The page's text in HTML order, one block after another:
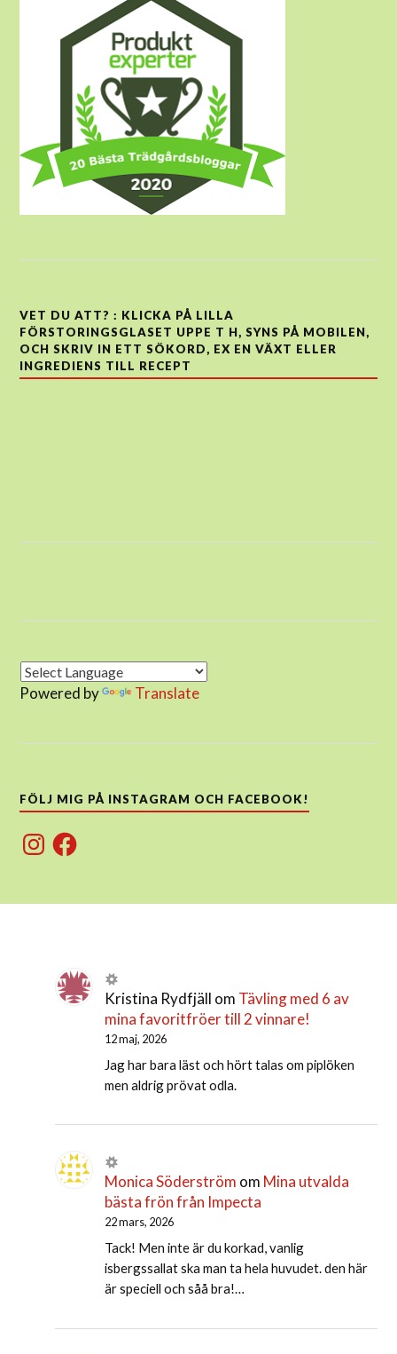
VET DU ATT? : KLICKA PÅ LILLA
FÖRSTORINGSGLASET UPPE T H, SYNS PÅ MOBILEN,
OCH SKRIV IN ETT SÖKORD, EX EN VÄXT ELLER
INGREDIENS TILL RECEPT
Powered by Translate
FÖLJ MIG PÅ INSTAGRAM OCH FACEBOOK!
InstagramFacebook
Kristina Rydfjäll om Tävling med 6 av
mina favoritfröer till 2 vinnare!
12 maj, 2026
Jag har bara läst och hört talas om piplöken
men aldrig prövat odla.
Monica Söderström om Mina utvalda
bästa frön från Impecta
22 mars, 2026
Tack! Men inte är du korkad, vanlig
isbergssallat ska man ta hela huvudet. den här
är speciell och såå bra!…